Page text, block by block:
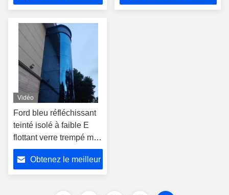
déneigé
Vidéo
Ford bleu réfléchissant
teinté isolé à faible E
flottant verre trempé mur
rideau de verre de
bâtimentObtenez le meilleur